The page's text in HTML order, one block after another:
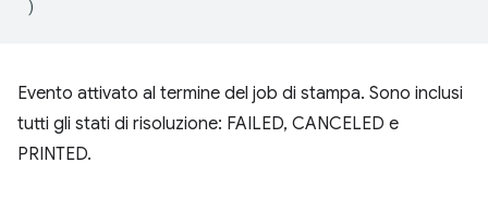
)
Evento attivato al termine del job di stampa. Sono inclusi
tutti gli stati di risoluzione: FAILED, CANCELED e
PRINTED.